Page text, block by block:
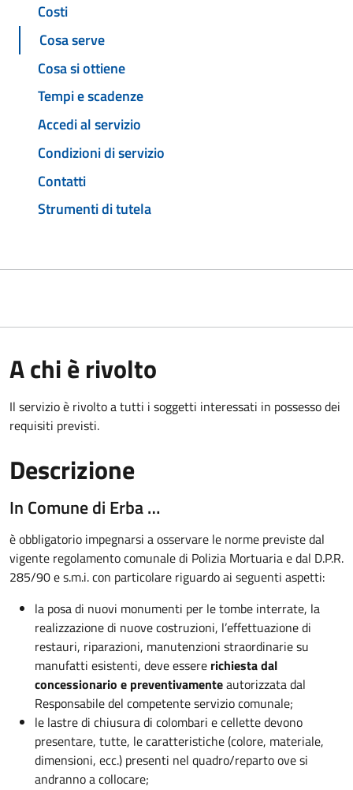
Costi
Cosa serve
Cosa si ottiene
Tempi e scadenze
Accedi al servizio
Condizioni di servizio
Contatti
Strumenti di tutela
A chi è rivolto
Il servizio è rivolto a tutti i soggetti interessati in possesso dei
requisiti previsti.
Descrizione
In Comune di Erba …
è obbligatorio impegnarsi aosservare le norme previste dal
vigente regolamento comunale di Polizia Mortuaria e dal D.P.R.
285/90 e s.m.i. con particolare riguardo ai seguenti aspetti:
la posa di nuovi monumenti per le tombe interrate, la
realizzazione di nuove costruzioni, l’effettuazione di
restauri, riparazioni, manutenzioni straordinarie su
manufatti esistenti, deve essere richiesta dal
concessionario e preventivamenteautorizzata dal
Responsabile del competente servizio comunale;
le lastre di chiusura di colombari e cellette devono
presentare, tutte, le caratteristiche (colore, materiale,
dimensioni, ecc.) presenti nel quadro/reparto ove si
andranno a collocare;